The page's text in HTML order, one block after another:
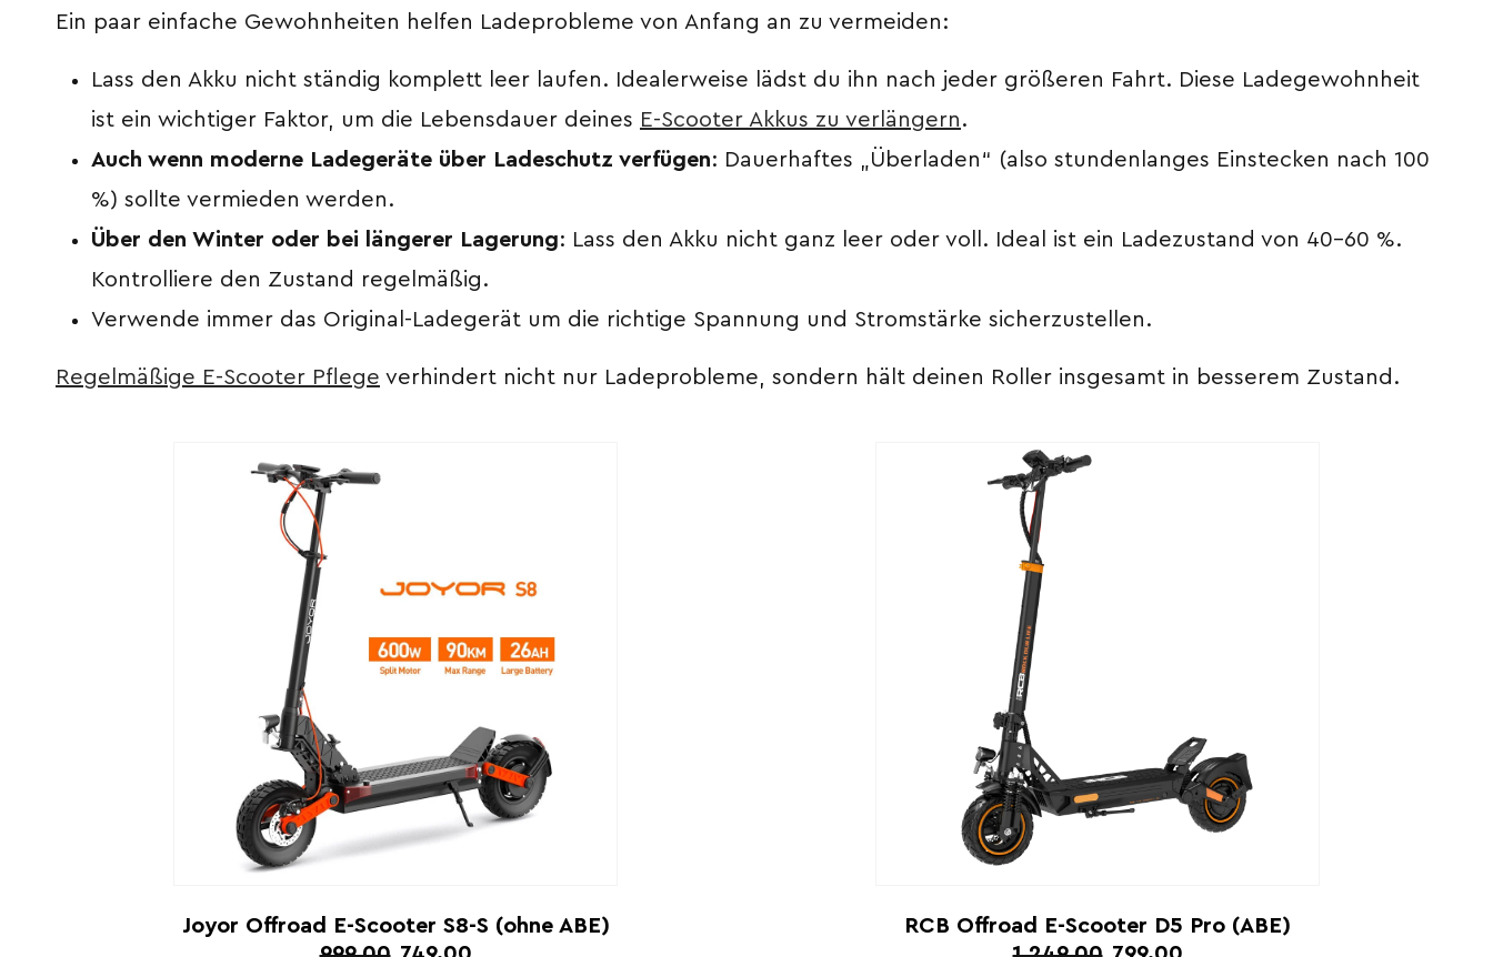
Ein paar einfache Gewohnheiten helfen Ladeprobleme von Anfang an zu vermeiden:
Lass den Akku nicht ständig komplett leer laufen. Idealerweise lädst du ihn nach jeder größeren Fahrt. Diese Ladegewohnheit
ist ein wichtiger Faktor, um die Lebensdauer deines E-Scooter Akkus zu verlängern .
Auch wenn moderne Ladegeräte über Ladeschutz verfügen: Dauerhaftes „Überladen“ (also stundenlanges Einstecken nach 100
%) sollte vermieden werden.
Über den Winter oder bei längerer Lagerung: Lass den Akku nicht ganz leer oder voll. Ideal ist ein Ladezustand von 40–60 %.
Kontrolliere den Zustand regelmäßig.
Verwende immer das Original-Ladegerät um die richtige Spannung und Stromstärke sicherzustellen.
Regelmäßige E-Scooter Pflege verhindert nicht nur Ladeprobleme, sondern hält deinen Roller insgesamt in besserem Zustand.
Joyor Offroad E-Scooter S8-S (ohne ABE)
RCB Offroad E-Scooter D5 Pro (ABE)